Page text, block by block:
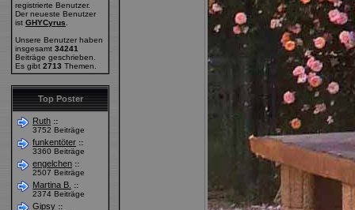
registrierte Benutzer.
Der neueste Benutzer
ist GHYCyrus
Unsere Benutzer haben
insgesamt 34241
Beiträge geschrieben.
Es gibt 2713 Themen.
Top Poster
Ruth ::
3752 Beiträge
funkentöter ::
3360 Beiträge
engelchen ::
2507 Beiträge
Martina B.
::
2374 Beiträge
Gipsy ::